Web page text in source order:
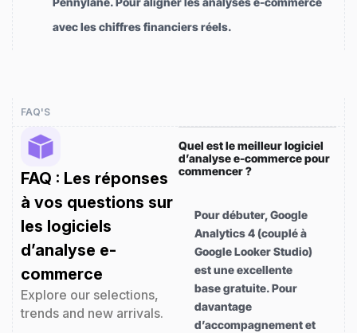
avec les chiffres financiers réels.
FAQ'S
FAQ : Les réponses
à vos questions sur
les logiciels
d’analyse e-
commerce
Explore our selections,
trends and new arrivals.
Quel est le meilleur logiciel
d’analyse e-commerce pour
commencer ?
Pour débuter, Google
Analytics 4 (couplé à
Google Looker Studio)
est une excellente
base gratuite. Pour
davantage
d’accompagnement et